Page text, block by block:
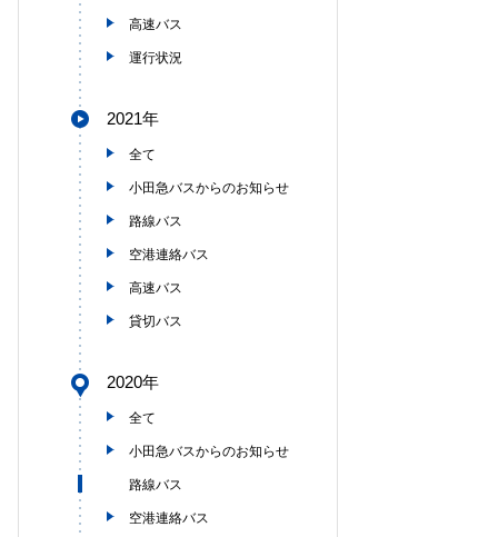
高速バス
運行状況
2021年
全て
小田急バスからのお知らせ
路線バス
空港連絡バス
高速バス
貸切バス
2020年
全て
小田急バスからのお知らせ
路線バス
空港連絡バス